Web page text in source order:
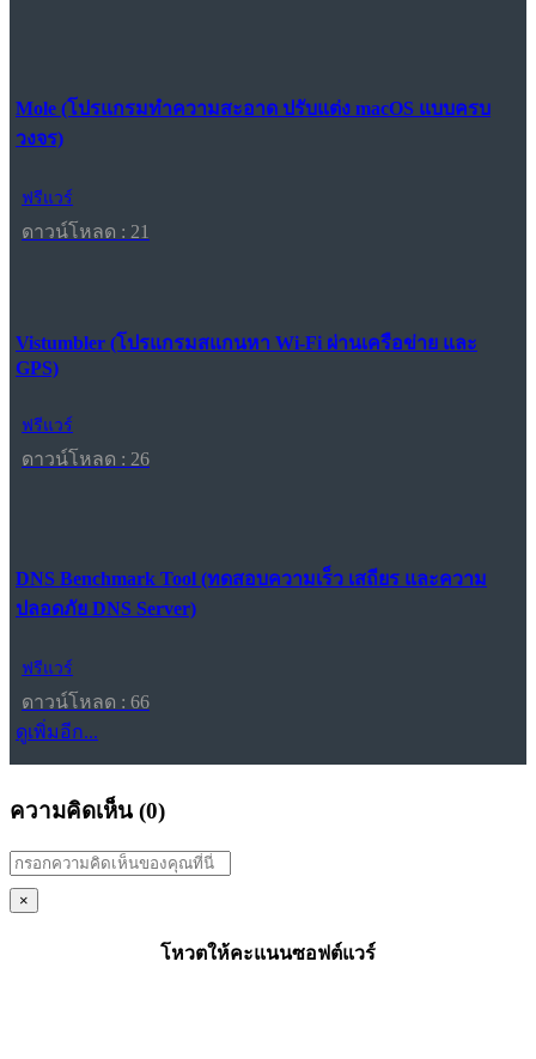
Mole (โปรแกรมทำความสะอาด ปรับแต่ง macOS แบบครบ
วงจร)
ฟรีแวร์
ดาวน์โหลด : 21
Vistumbler (โปรแกรมสแกนหา Wi-Fi ผ่านเครือข่าย และ
GPS)
ฟรีแวร์
ดาวน์โหลด : 26
DNS Benchmark Tool (ทดสอบความเร็ว เสถียร และความ
ปลอดภัย DNS Server)
ฟรีแวร์
ดาวน์โหลด : 66
ดูเพิ่มอีก...
ความคิดเห็น (0)
×
โหวตให้คะแนนซอฟต์แวร์